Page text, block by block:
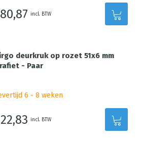
incl. BTW
deurkruk op rozet 51x6 mm
- Paar
6 - 8 weken
incl. BTW